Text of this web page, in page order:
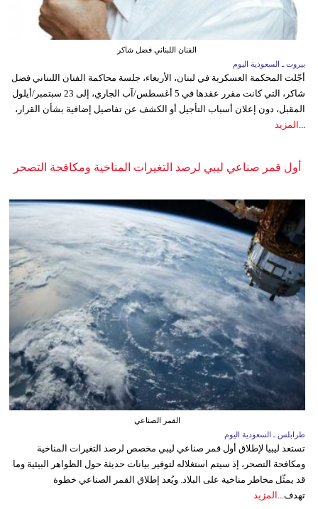
الفنان اللبناني فضل شاكر
بيروت ـ السعودية اليوم
أجّلت المحكمة العسكرية في لبنان، الأربعاء، جلسة محاكمة الفنان اللبناني فضل
شاكر، التي كانت مقرر عقدها في 5 أغسطس/آب الجاري، إلى 23 سبتمبر/أيلول
المقبل، دون إعلان أسباب التأجيل أو الكشف عن تفاصيل إضافية بشأن القرار،
المزيد
أول قمر صناعي ليبي لرصد التغيرات المناخية ومكافحة التصحر
القمر الصناعي
طرابلس ـ السعودية اليوم
تستعد ليبيا لإطلاق أول قمر صناعي ليبي مخصص لرصد التغيرات المناخية
ومكافحة التصحر، إذ سيتم استغلاله لتوفير بيانات حديثة حول الظواهر البيئية وما
قد يمثّل مخاطر مناخية على البلاد. ويُعد إطلاق القمر الصناعي خطوة
تهدف... المزيد